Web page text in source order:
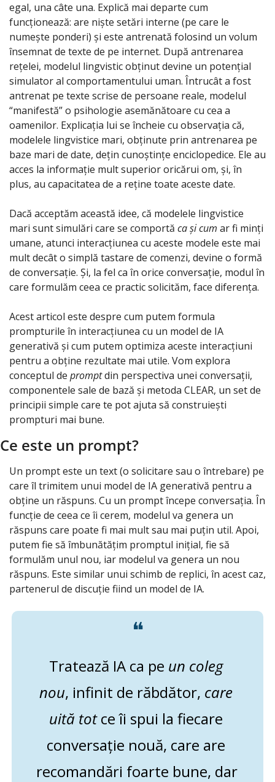
egal, una câte una. Explică mai departe cum
funcționează: are niște setări interne (pe care le
numește ponderi) și este antrenată folosind un volum
însemnat de texte de pe internet. După antrenarea
rețelei, modelul lingvistic obținut devine un potențial
simulator al comportamentului uman. Întrucât a fost
antrenat pe texte scrise de persoane reale, modelul
“manifestă” o psihologie asemănătoare cu cea a
oamenilor. Explicația lui se încheie cu observația că,
modelele lingvistice mari, obținute prin antrenarea pe
baze mari de date, dețin cunoștințe enciclopedice. Ele au
acces la informație mult superior oricărui om, și, în
plus, au capacitatea de a reține toate aceste date.
Dacă acceptăm această idee, că modelele lingvistice
mari sunt simulări care se comportă ca și cum ar fi minți
umane, atunci interacțiunea cu aceste modele este mai
mult decât o simplă tastare de comenzi, devine o formă
de conversație. Și, la fel ca în orice conversație, modul în
care formulăm ceea ce practic solicităm, face diferența.
Acest articol este despre cum putem formula
prompturile în interacțiunea cu un model de IA
generativă și cum putem optimiza aceste interacțiuni
pentru a obține rezultate mai utile. Vom explora
conceptul de prompt din perspectiva unei conversații,
componentele sale de bază și metoda CLEAR, un set de
principii simple care te pot ajuta să construiești
prompturi mai bune.
Ce este un prompt?
Un prompt este un text (o solicitare sau o întrebare) pe
care îl trimitem unui model de IA generativă pentru a
obține un răspuns. Cu un prompt începe conversația. În
funcție de ceea ce îi cerem, modelul va genera un
răspuns care poate fi mai mult sau mai puțin util. Apoi,
putem fie să îmbunătățim promptul inițial, fie să
formulăm unul nou, iar modelul va genera un nou
răspuns. Este similar unui schimb de replici, în acest caz,
partenerul de discuție fiind un model de IA.
❝
Tratează IA ca pe un coleg
nou, infinit de răbdător, care
uită tot ce îi spui la fiecare
conversație nouă, care are
recomandări foarte bune, dar